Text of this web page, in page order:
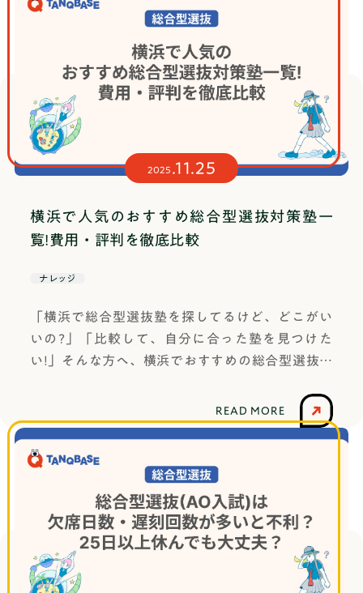
ど気になる学生や保護者の方が多いと思います。
制、料金、口コミはもちろんのこと、塾で対策す
るべきかなどを徹底解説していきます。この記事
を読んでいただければ自身にぴったりの小論文対
策塾を見つけられ受験の合格も圧倒的に他の人よ
り近づけること間違いなしです!小論文対策の塾選
びで失敗しないポイント結論から言うと、小論文
論文の対策内容をよく知ること」です。なぜな
ら、塾によって小論文対策の重要度がかなり違う
をとって行っているのか、一般受験のプラスアル
策の方針は塾によっては様々です。そのため、小
論文対策としてどのようなカリキュラムがあるの
か、どこまでサポートしてもらえるのかを徹底的
2025 .11.25
横浜で人気のおすすめ総合型選抜対策塾一
覧!費用・評判を徹底比較
ナレッジ
「横浜で総合型選抜塾を探してるけど、どこがい
いの?」「比較して、自分に合った塾を見つけた
い!」そんな方へ、横浜でおすすめの総合型選抜対
どを調査しました。ぜひ、それぞれの違いを比較
し、自分に1番合う塾を見つけてください!横浜で
おすすめの総合型選抜対策塾6選【早見表】塾名ア
クセス授業形式指導形態講師の質費用の安さ(入塾
金+高3の約10ヶ月分の費用)面接対策課外活動の
サポート塾名TANQ BASE（旧：はたらく部）アク
セスオンライン授業形式◯オンライン指導形態◯
少人数制講師の質◎プロ講師費用の安さ(入塾金
+高3の約10ヶ月分の費用)◎456,500円(税込)面接
READ MORE